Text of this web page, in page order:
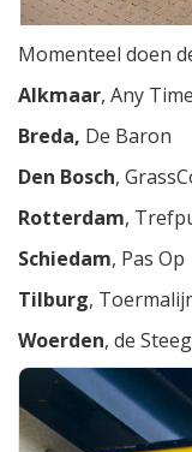
Momenteel doen
Alkmaar, Any Time
Breda, De Baron
Den Bosch,
Rotterdam,
Schiedam, Pas Op
Tilburg,
Woerden, de Steeg